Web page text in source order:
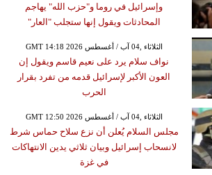
وإسرائيل في روما و"حزب الله" يهاجم
المحادثات ويقول إنها ستجلب "العار"
GMT 14:18 2026 الثلاثاء ,04 آب / أغسطس
نواف سلام يرد على نعيم قاسم ويقول إن
العون الأكبر لإسرائيل قدمه من تفرد بقرار
الحرب
GMT 12:50 2026 الثلاثاء ,04 آب / أغسطس
مجلس السلام يُعلن أن نزع سلاح حماس شرط
لانسحاب إسرائيل وبيان ثلاثي يدين الانتهاكات
في غزة